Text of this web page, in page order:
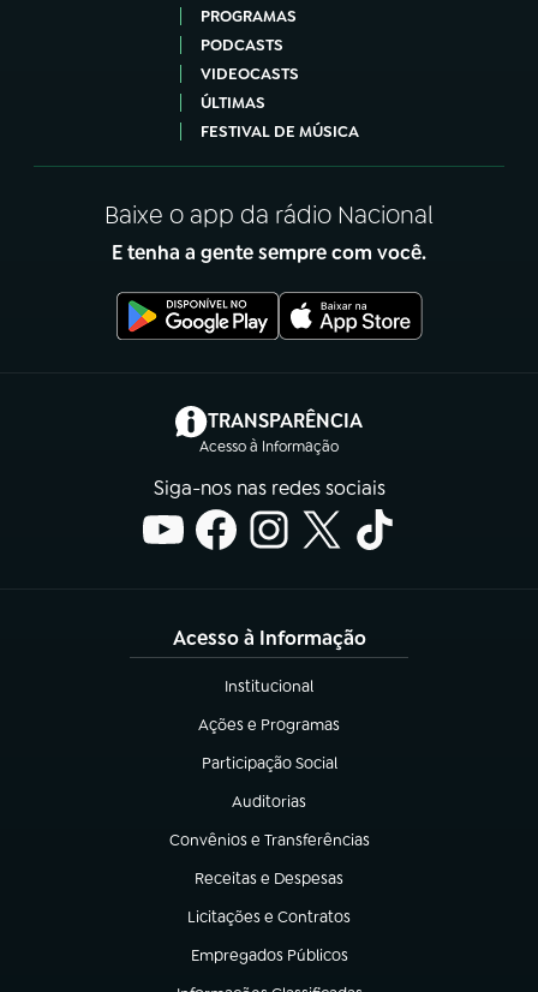
PROGRAMAS
PODCASTS
VIDEOCASTS
ÚLTIMAS
FESTIVAL DE MÚSICA
Baixe o app da rádio Nacional
E tenha a gente sempre com você.
TRANSPARÊNCIA
Acesso à Informação
(abre em nova aba)
Siga-nos nas redes sociais
Acesso à Informação
Institucional
(abre em nova aba)
Ações e Programas
(abre em nova aba)
Participação Social
(abre em nova aba)
Auditorias
(abre em nova aba)
Convênios e Transferências
(abre em nova aba)
Receitas e Despesas
(abre em nova aba)
Licitações e Contratos
(abre em nova aba)
Empregados Públicos
(abre em nova aba)